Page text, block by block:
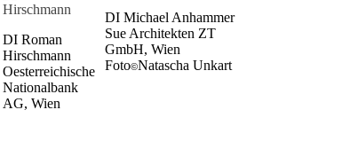
DI Roman
Hirschmann
Oesterreichische
Nationalbank
AG, Wien
DI Michael Anhammer
Sue Architekten ZT
GmbH, Wien
Foto©Natascha Unkart